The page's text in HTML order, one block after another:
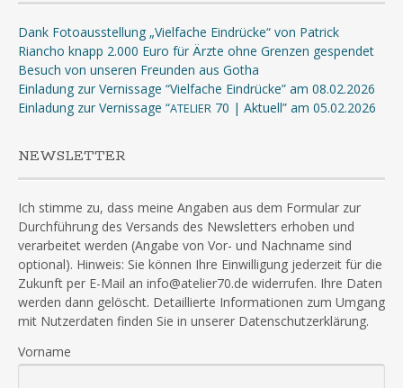
Dank Fotoausstellung „Vielfache Eindrücke“ von Patrick
Riancho knapp 2.000 Euro für Ärzte ohne Grenzen gespendet
Besuch von unseren Freunden aus Gotha
Einladung zur Vernissage “Vielfache Eindrücke” am 08.02.2026
Einladung zur Vernissage “ATELIER 70 | Aktuell” am 05.02.2026
NEWSLETTER
Ich stimme zu, dass meine Angaben aus dem Formular zur
Durchführung des Versands des Newsletters erhoben und
verarbeitet werden (Angabe von Vor- und Nachname sind
optional). Hinweis: Sie können Ihre Einwilligung jederzeit für die
Zukunft per E-Mail an info@atelier70.de widerrufen. Ihre Daten
werden dann gelöscht. Detaillierte Informationen zum Umgang
mit Nutzerdaten finden Sie in unserer Datenschutzerklärung.
Vorname